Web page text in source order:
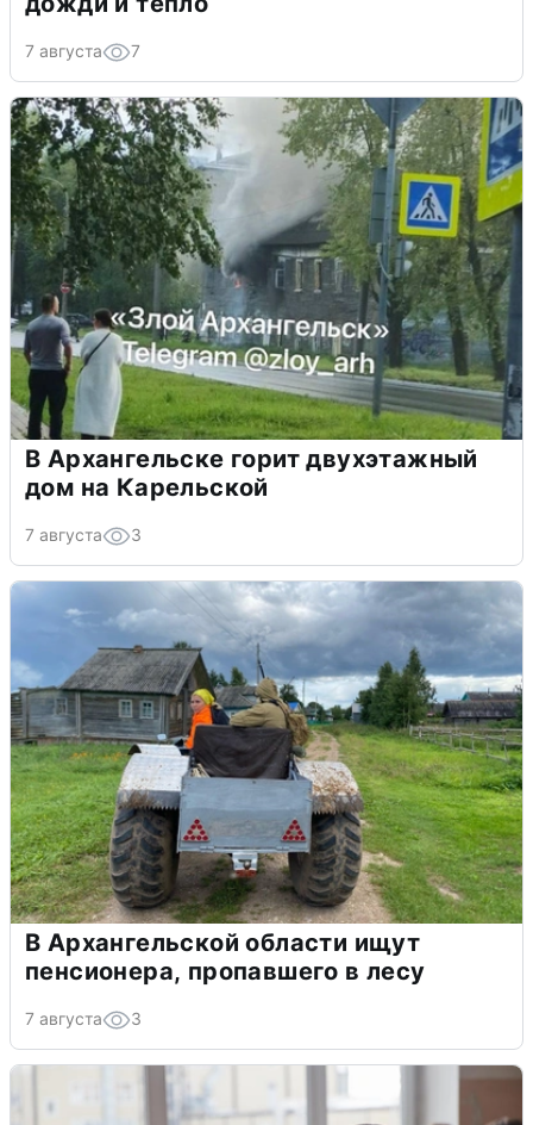
7 августа 7
В Архангельске горит двухэтажный
дом на Карельской
7 августа 3
В Архангельской области ищут
пенсионера, пропавшего в лесу
7 августа 3